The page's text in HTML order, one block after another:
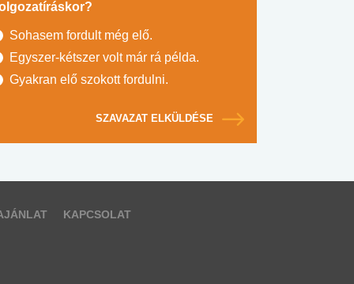
Sohasem fordult még elő.
Egyszer-kétszer volt már rá példa.
Gyakran elő szokott fordulni.
SZAVAZAT ELKÜLDÉSE
KAPCSOLAT